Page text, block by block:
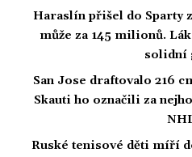
Haraslín přišel do Sparty
může za 145 milionů.
solidní
San Jose draftovalo 216
Skauti ho označili za
Ruské tenisové děti míří